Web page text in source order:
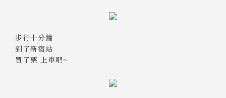
步行十分鐘
到了新宿站
買了票 上車吧~